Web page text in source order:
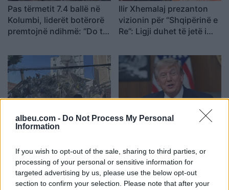
albeu.com - Do Not Process My Personal
Information
If you wish to opt-out of the sale, sharing to third parties, or
processing of your personal or sensitive information for
targeted advertising by us, please use the below opt-out
section to confirm your selection. Please note that after your
Pas tërmetit 7.4 ballë në
Kolumbi, liderët botërorë
premtojnë ndihmë: “Do të
na kërkohet
Ilir Xhemalaj prezanton
vizionin për “Shqipërinë e
Re”: Ligji duhet të jetë i
shërbejë qytetarëve
Kolumbia shpall
pas tërmetit shkatërrues,
mbi 100 viktima dhe
dhjetëra ndërtesa të
rrënuara
Trump pritet të firmosë
reduktimin e vaksinave të
rekomanduara për fëmijët